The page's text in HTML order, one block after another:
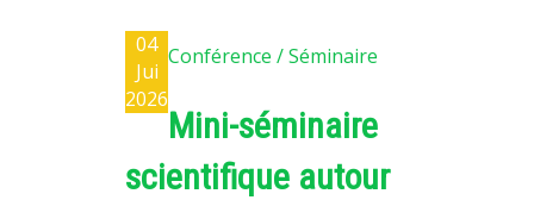
04
Jui
2026
Conférence / Séminaire
Mini-séminaire
scientifique autour